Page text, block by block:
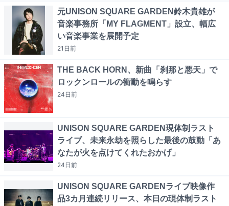
元UNISON SQUARE GARDEN鈴木貴雄が
音楽事務所「MY FLAGMENT」設立、幅広
い音楽事業を展開予定
21日前
THE BACK HORN、新曲「刹那と悪天」で
ロックンロールの衝動を鳴らす
24日前
UNISON SQUARE GARDEN現体制ラスト
ライブ、未来永劫を照らした最後の鼓動「あ
なたが火を点けてくれたおかげ」
24日前
UNISON SQUARE GARDENライブ映像作
品3カ月連続リリース、本日の現体制ラスト